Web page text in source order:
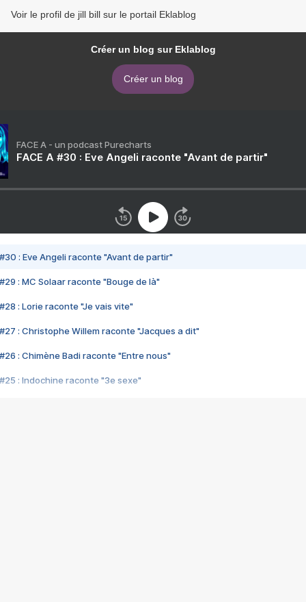
Voir le profil de jill bill sur le portail Eklablog
Créer un blog sur Eklablog
Créer un blog
FACE A - un podcast Purecharts
FACE A #30 : Eve Angeli raconte "Avant de partir"
#30 : Eve Angeli raconte "Avant de partir"
#29 : MC Solaar raconte "Bouge de là"
#28 : Lorie raconte "Je vais vite"
#27 : Christophe Willem raconte "Jacques a dit"
#26 : Chimène Badi raconte "Entre nous"
#25 : Indochine raconte "3e sexe"